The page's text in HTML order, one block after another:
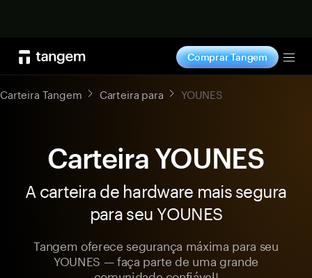
Comprar Tangem
Carteira Tangem Carteira para YOUNES
Carteira YOUNES
A carteira de hardware mais segura
para seu YOUNES
Tangem oferece segurança máxima para seu
YOUNES — faça parte de uma grande